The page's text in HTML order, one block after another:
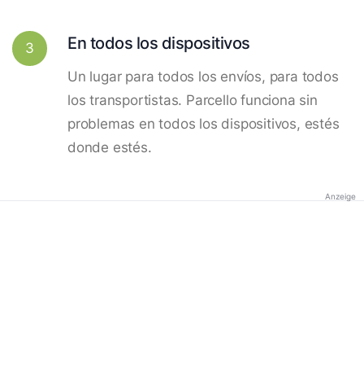
3 En todos los dispositivos
Un lugar para todos los envíos, para todos
los transportistas. Parcello funciona sin
problemas en todos los dispositivos, estés
donde estés.
Anzeige